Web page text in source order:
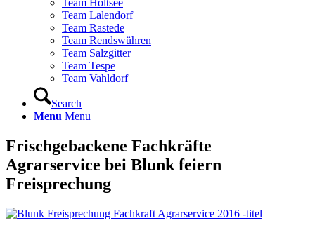
Team Holtsee
Team Lalendorf
Team Rastede
Team Rendswühren
Team Salzgitter
Team Tespe
Team Vahldorf
Search
Menu Menu
Frischgebackene Fachkräfte
Agrarservice bei Blunk feiern
Freisprechung